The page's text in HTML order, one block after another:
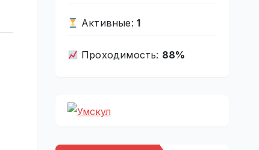
Активные: 1
Проходимость: 88%